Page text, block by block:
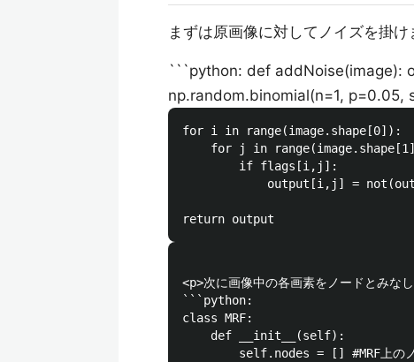
まずは原画像に対してノイズを掛
```python: def addNoise(image):
np.random.binomial(n=1, p=0.05,
for i in range(image.shape[0]):
for j in
        if flags[i,j]:
output[i,j] =
<p>次に画像中の各画素をノードとみな
```python:
class MRF:
    def __init__(self):
self.nodes = [] #MRF上の